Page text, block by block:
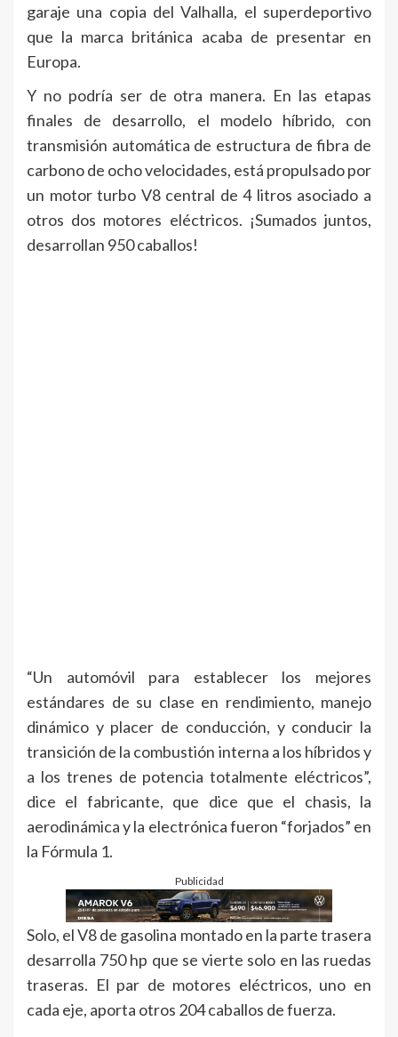
garaje una copia del Valhalla, el superdeportivo
que la marca británica acaba de presentar en
Europa.
Y no podría ser de otra manera. En las etapas
finales de desarrollo, el modelo híbrido, con
transmisión automática de estructura de fibra de
carbono de ocho velocidades, está propulsado por
un motor turbo V8 central de 4 litros asociado a
otros dos motores eléctricos. ¡Sumados juntos,
desarrollan 950 caballos!
“Un automóvil para establecer los mejores
estándares de su clase en rendimiento, manejo
dinámico y placer de conducción, y conducir la
transición de la combustión interna a los híbridos y
a los trenes de potencia totalmente eléctricos”,
dice el fabricante, que dice que el chasis, la
aerodinámica y la electrónica fueron “forjados” en
la Fórmula 1.
Publicidad
Solo, el V8 de gasolina montado en la parte trasera
desarrolla 750 hp que se vierte solo en las ruedas
traseras. El par de motores eléctricos, uno en
cada eje, aporta otros 204 caballos de fuerza.